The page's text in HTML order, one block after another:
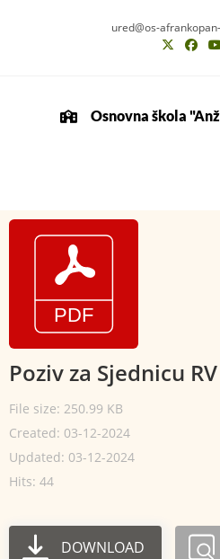
ured@os-
Osnovna škola
Poziv za Sjednicu
File size: 250.99 KB
Created: 03-12-2024
Updated: 03-12-2024
Hits: 44
DOWNLOAD